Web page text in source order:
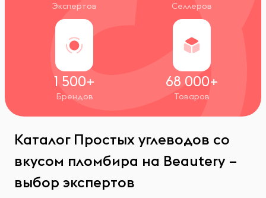
Экспертов Селлеров
1 500+
Брендов
68 000+
Товаров
Каталог Простых углеводов со
вкусом пломбира на Beautery –
выбор экспертов